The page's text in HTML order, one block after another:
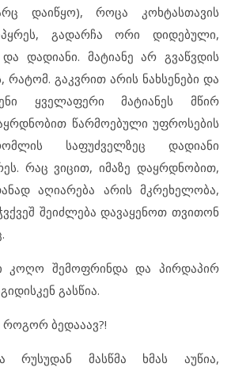
დაიწყო), როცა კოხტასთავის
გადარჩა ორი დიდებული,
დადიანი. მატიანე არ გვაწვდის
რატომ. გაკვრით არის ნახსენები და
ყველაფერი მატიანეს მწირ
წარმოებული უფროსების
საფუძველზეც დადიანი
რაც ვიცით, იმაზე დაყრდნობით,
აღიარება არის მკრეხელობა,
შეიძლება დავაყენოთ თვითონ
კოღო შემოფრინდა და პირდაპირ
გასწია.
ბედააავ?!
რუსუდან მასწმა ხმას აუწია,